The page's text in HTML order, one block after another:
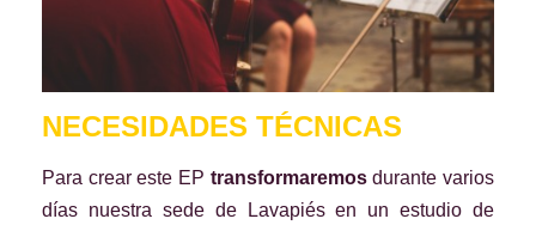
NECESIDADES TÉCNICAS
Para crear este EP transformaremosdurante varios
días nuestra sede de Lavapiés en un estudio de